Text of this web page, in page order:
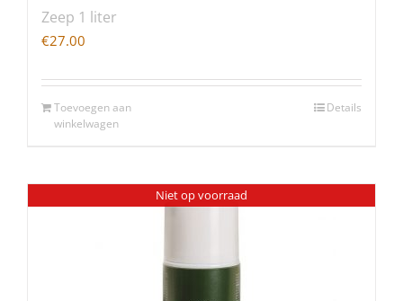
Zeep 1 liter
€27.00
Toevoegen aan
winkelwagen
Details
Niet op voorraad